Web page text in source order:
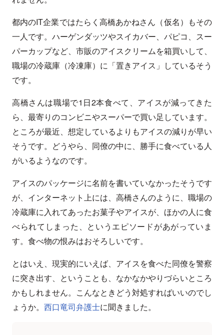
都内のIT企業ではたらく高橋あかねさん（仮名）もその
一人です。ハーゲンダッツやスイカバー、パピコ、スー
パーカップなど、市販のアイスクリームを箱買いして、
職場の冷蔵庫（冷凍庫）に「置きアイス」しているそう
です。
高橋さんは職場で1日2本食べて、アイスが減ってきた
ら、最寄りのコンビニやスーパーで買い足しています。
ところが最近、想定しているよりもアイスの減りが早い
そうです。どうやら、同僚の中に、勝手に食べている人
がいるようなのです。
アイスのパッケージに名前を書いていなかったそうです
が、インターネット上には、高橋さんのように、職場の
冷蔵庫に入れてあったお菓子やアイスが、ほかの人に食
べられてしまった、というエピソードがあがっていま
す。食べ物の恨みはおそろしいです。
とはいえ、現実的にいえば、アイスを食べた同僚を警察
に突き出す、ということも、なかなかやりづらいところ
かもしれません。こんなときどう対処すればいいのでし
ょうか。 西口竜司弁護士に聞きました。